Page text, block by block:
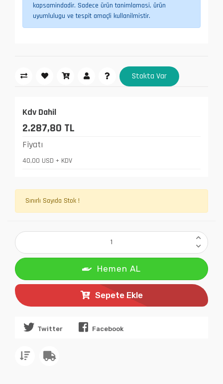
kapsamindadir. Sadece ürün tanimlamasi, ürün
uyumlulugu ve tespit amaçli kullanilmistir.
Stokta Var
Kdv Dahil
2.287,80 TL
Fiyatı
40,00 USD + KDV
Sınırlı Sayıda Stok !
Hemen AL
Sepete Ekle
Twitter Facebook